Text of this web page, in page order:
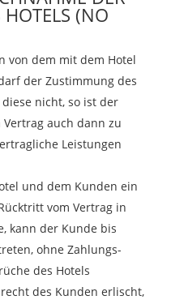
HOTELS (NO
von dem mit dem Hotel
der Zustimmung des
nicht, so ist der
auch dann zu
Leistungen
und dem Kunden ein
vom Vertrag in
kann der Kunde bis
ohne Zahlungs-
des Hotels
des Kunden erlischt,